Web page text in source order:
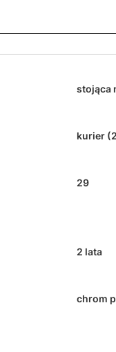
stojąca
kurier
29
2 lata
chrom